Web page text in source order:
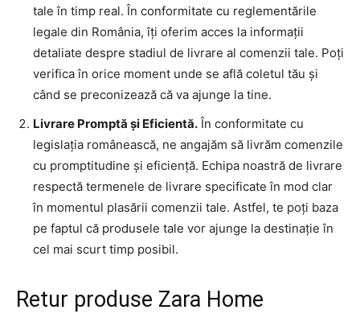
tale în timp real. În conformitate cu reglementările
legale din România, îți oferim acces la informații
detaliate despre stadiul de livrare al comenzii tale. Poți
verifica în orice moment unde se află coletul tău și
când se preconizează că va ajunge la tine.
Livrare Promptă și Eficientă. În conformitate cu
legislația românească, ne angajăm să livrăm comenzile
cu promptitudine și eficiență. Echipa noastră de livrare
respectă termenele de livrare specificate în mod clar
în momentul plasării comenzii tale. Astfel, te poți baza
pe faptul că produsele tale vor ajunge la destinație în
cel mai scurt timp posibil.
Retur produse Zara Home